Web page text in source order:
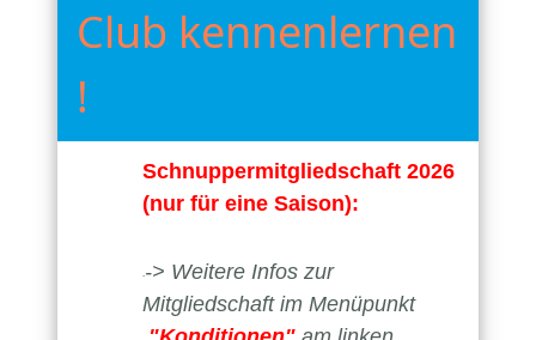
Club kennenlernen
!
Schnuppermitgliedschaft 2026
(nur für eine Saison):
--> Weitere Infos zur
Mitgliedschaft im Menüpunkt